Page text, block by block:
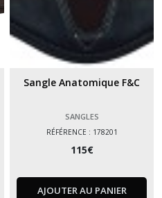
Sangle Anatomique F&C
SANGLES
RÉFÉRENCE : 178201
115€
AJOUTER AU PANIER